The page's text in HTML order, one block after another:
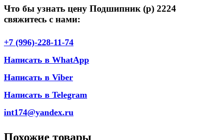
Что бы узнать цену Подшипник (р) 2224
свяжитесь с нами:
+7 (996)-228-11-74
Написать в WhatApp
Написать в Viber
Написать в Telegram
int174@yandex.ru
Похожие товары